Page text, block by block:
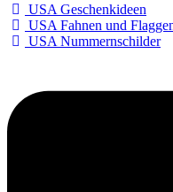
USA Geschenkideen
USA Fahnen und
USA Nummernschilder